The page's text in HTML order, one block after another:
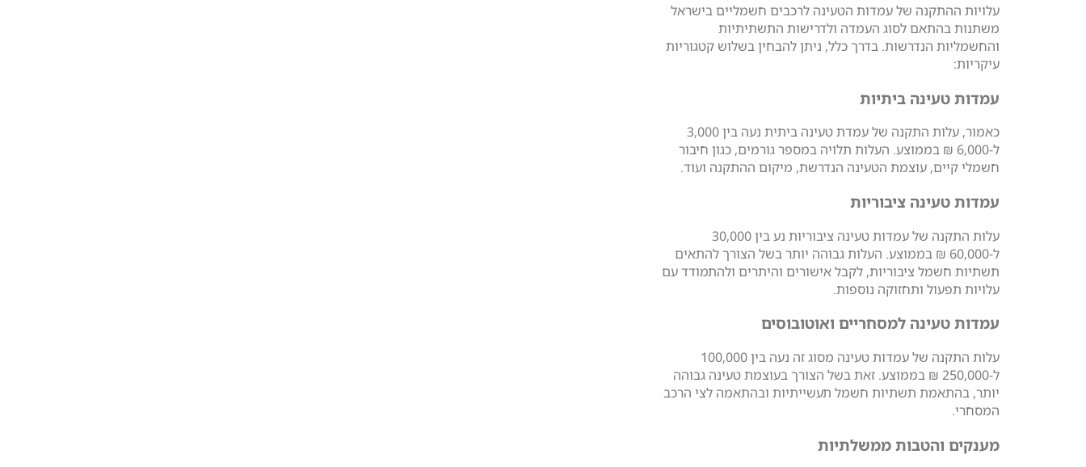
עלויות ההתקנה של עמדות הטעינה לרכבים חשמליים בישראל
משתנות בהתאם לסוג העמדה ולדרישות התשתיתיות
והחשמליות הנדרשות. בדרך כלל, ניתן להבחין בשלוש קטגוריות
עיקריות:
עמדות טעינה ביתיות
כאמור, עלות התקנה של עמדת טעינה ביתית נעה בין 3,000
ל-6,000 ₪ בממוצע. העלות תלויה במספר גורמים, כגון חיבור
חשמלי קיים, עוצמת הטעינה הנדרשת, מיקום ההתקנה ועוד.
עמדות טעינה ציבוריות
עלות התקנה של עמדות טעינה ציבוריות נע בין 30,000
ל-60,000 ₪ בממוצע. העלות גבוהה יותר בשל הצורך להתאים
תשתיות חשמל ציבוריות, לקבל אישורים והיתרים ולהתמודד עם
עלויות תפעול ותחזוקה נוספות.
עמדות טעינה למסחריים ואוטובוסים
עלות התקנה של עמדות טעינה מסוג זה נעה בין 100,000
ל-250,000 ₪ בממוצע. זאת בשל הצורך בעוצמת טעינה גבוהה
יותר, בהתאמת תשתיות חשמל תעשייתיות ובהתאמה לצי הרכב
המסחרי.
מענקים והטבות ממשלתיות